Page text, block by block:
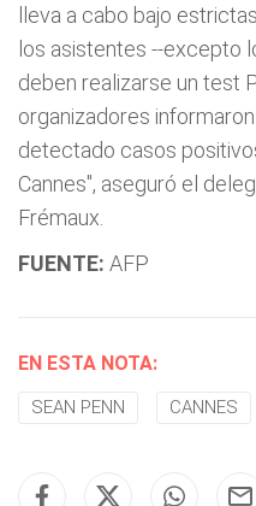
lleva a cabo bajo
los asistentes --excepto
deben realizarse un test
organizadores
detectado casos
Cannes", aseguró el
Frémaux.
FUENTE: AFP
EN ESTA NOTA:
SEAN PENN CANNES